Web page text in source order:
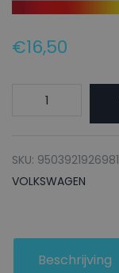
€16,50
VOLKSWAGEN
BRIGHT
YELLOW
20ml
aantal
SKU: 9503921926981
VOLKSWAGEN
Beschrijving